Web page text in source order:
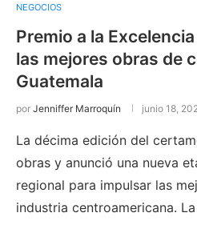
NEGOCIOS
Premio a la
las mejores obras de
Guatemala
por Jenniffer Marroquín junio 18,
La décima edición del
obras y anunció una nueva
regional para impulsar las
industria centroamericana.